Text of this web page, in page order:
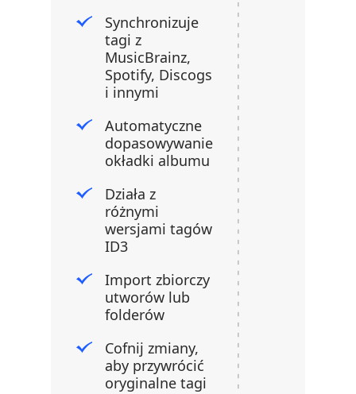
Synchronizuje
tagi z
MusicBrainz,
Spotify, Discogs
i innymi
Automatyczne
dopasowywanie
okładki albumu
Działa z
różnymi
wersjami tagów
ID3
Import zbiorczy
utworów lub
folderów
Cofnij zmiany,
aby przywrócić
oryginalne tagi